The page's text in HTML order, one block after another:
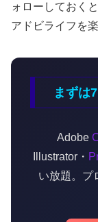
ォローしておく
アドビライフを
まずは
Adobe
Illustrator・
い放題。プ